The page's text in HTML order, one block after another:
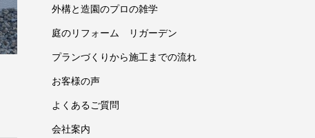
外構と造園のプロの雑学
庭のリフォーム リガーデン
プランづくりから施工までの流れ
お客様の声
よくあるご質問
会社案内